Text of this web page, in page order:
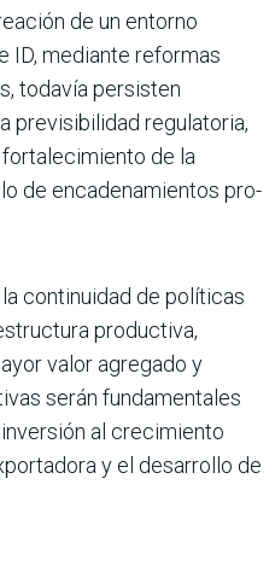
de un entorno
ID, mediante reformas
todavía per­sisten
previsibilidad regula­toria,
de la
de encadenamientos pro­
continuidad de políti­cas
produc­tiva,
valor agregado y
serán fundamenta­les
al crecimiento
y el desarrollo de